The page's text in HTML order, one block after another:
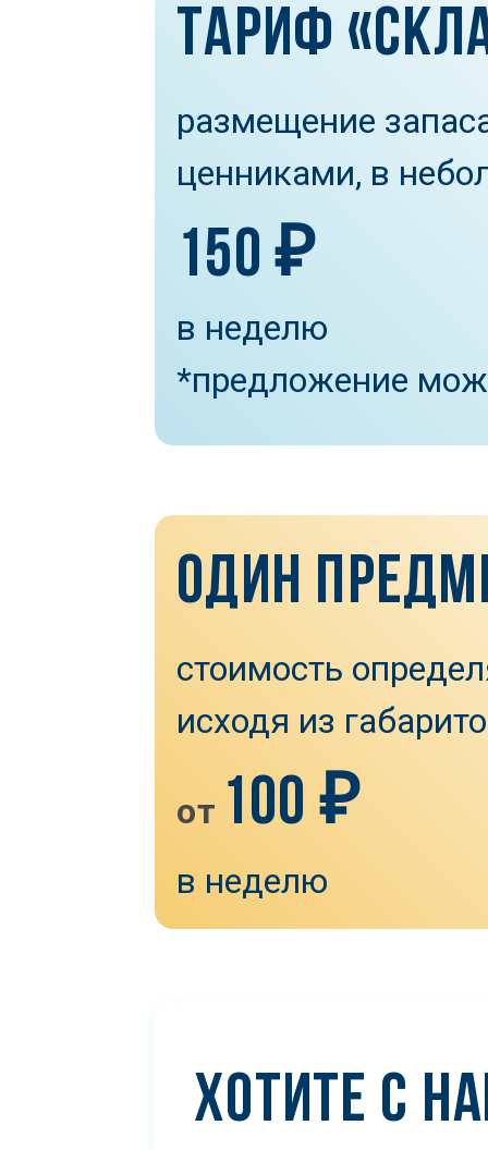
ТАРИФ
размещение
ценниками, в
150 ₽
в неделю
*предложение
ОДИН
стоимость
исходя из
от 100 ₽
в неделю
ХОТИТЕ С